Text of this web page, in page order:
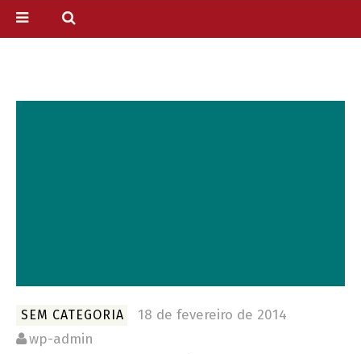
SEM CATEGORIA
18 de fevereiro de 2014
wp-admin